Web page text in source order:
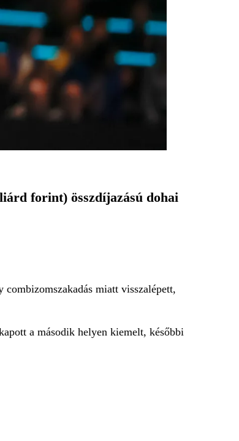
forint) összdíjazású dohai
miatt visszalépett,
a második helyen kiemelt, későbbi